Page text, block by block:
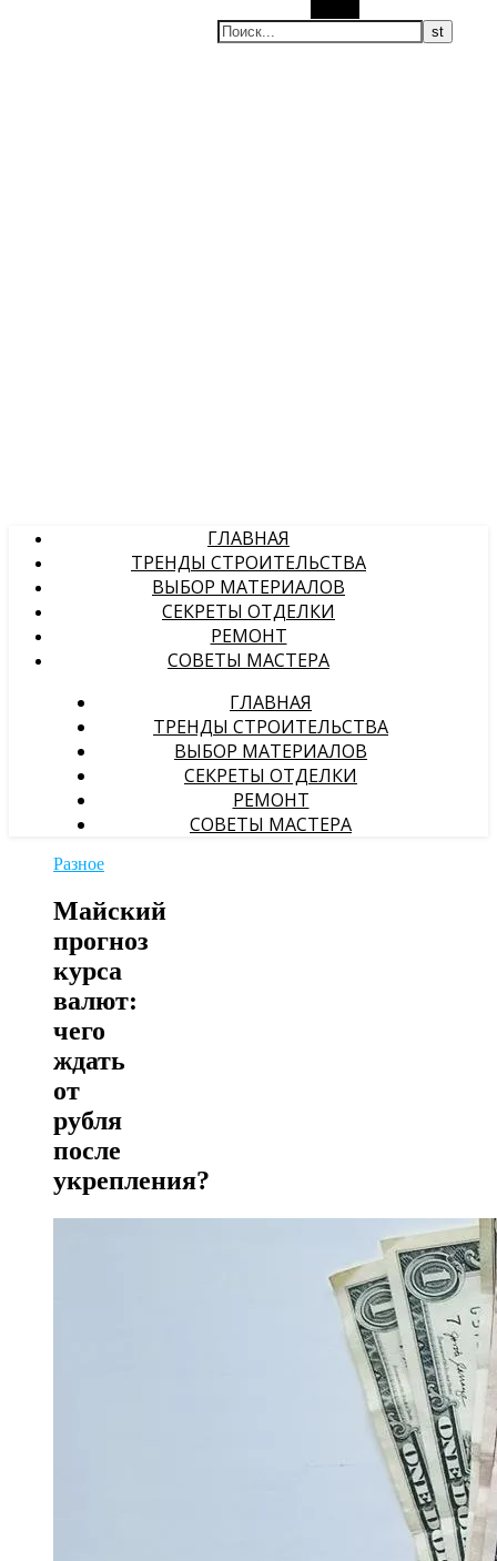
ГЛАВНАЯ
ТРЕНДЫ СТРОИТЕЛЬСТВА
ВЫБОР МАТЕРИАЛОВ
СЕКРЕТЫ ОТДЕЛКИ
РЕМОНТ
СОВЕТЫ МАСТЕРА
ГЛАВНАЯ
ТРЕНДЫ СТРОИТЕЛЬСТВА
ВЫБОР МАТЕРИАЛОВ
СЕКРЕТЫ ОТДЕЛКИ
РЕМОНТ
СОВЕТЫ МАСТЕРА
Разное
Майский
прогноз
курса
валют:
чего
ждать
от
рубля
после
укрепления?